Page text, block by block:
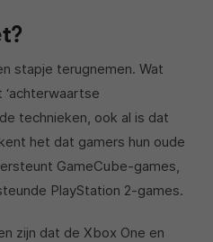
stapje terugnemen. Wat
technieken, ook al is dat
het dat gamers hun oude
GameCube-games,
PlayStation 2-games.
zijn dat de Xbox One en